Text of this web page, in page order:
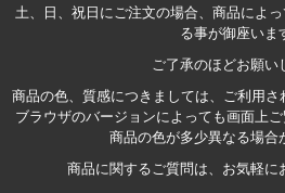
土、日、祝日にご注文の場合、商品によ
る事が御座いま
ご了承のほどお願い
商品の色、質感につきましては、ご利用
ブラウザのバージョンによっても画面上
商品の色が多少異なる場合
商品に関するご質問は、お気軽に